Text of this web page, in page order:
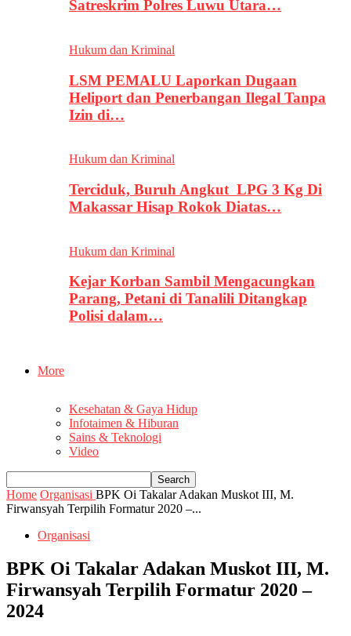
Satreskrim Polres Luwu Utara…
Hukum dan Kriminal
LSM PEMALU Laporkan Dugaan
Heliport dan Penerbangan Ilegal Tanpa
Izin di…
Hukum dan Kriminal
Terciduk, Buruh Angkut LPG 3 Kg Di
Makassar Hisap Rokok Diatas…
Hukum dan Kriminal
Kejar Korban Sambil Mengacungkan
Parang, Petani di Tanalili Ditangkap
Polisi dalam…
More
Kesehatan & Gaya Hidup
Infotaimen & Hiburan
Sains & Teknologi
Video
Home Organisasi BPK Oi Takalar Adakan Muskot III, M.
Firwansyah Terpilih Formatur 2020 –...
Organisasi
BPK Oi Takalar Adakan Muskot III, M.
Firwansyah Terpilih Formatur 2020 –
2024